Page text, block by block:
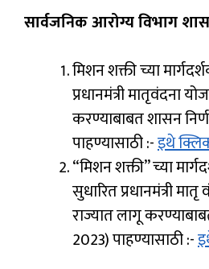
सार्वजनिक आरोग्य विभाग
मिशन शक्ती च्या
प्रधानमंत्री मातृवंदना
करण्याबाबत शासन
पाहण्यासाठी :-इथे
“मिशन शक्ती” च्या
सुधारित प्रधानमंत्री
राज्यात लागू
2023) पाहण्यासाठी :-